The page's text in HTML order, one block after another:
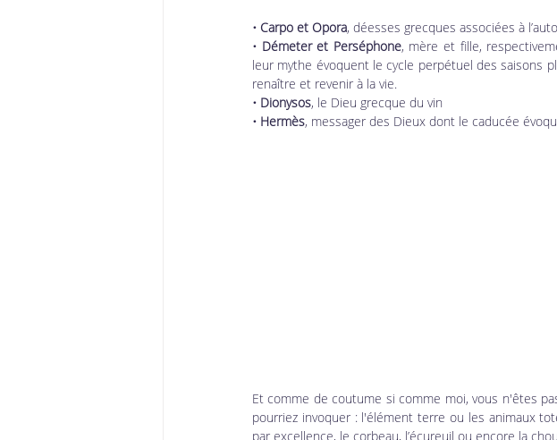
• Carpo et Opora, déesses grecques associées à
• Démeter et Perséphone, mère et fille,
leur mythe évoquent le cycle perpétuel des saisons
renaître et revenir à la vie.
• Dionysos, le Dieu grecque du vin
• Hermès, messager des Dieux dont le caducée
Et comme de coutume si comme moi, vous n'êtes
pourriez invoquer : l'élément terre ou les animaux
par excellence, le corbeau, l’écureuil ou encore la